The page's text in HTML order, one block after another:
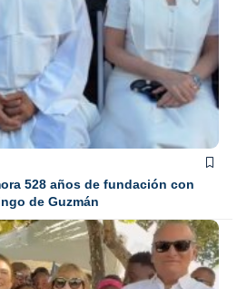
528 años de fundación con
de Guzmán